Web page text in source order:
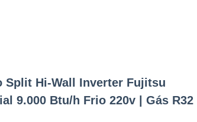
Split Hi-Wall Inverter Fujitsu
9.000 Btu/h Frio 220v | Gás R32